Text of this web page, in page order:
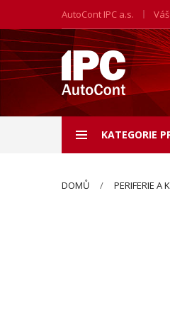
AutoCont IPC a.s.
KATEGORIE
DOMŮ PERIFERIE A